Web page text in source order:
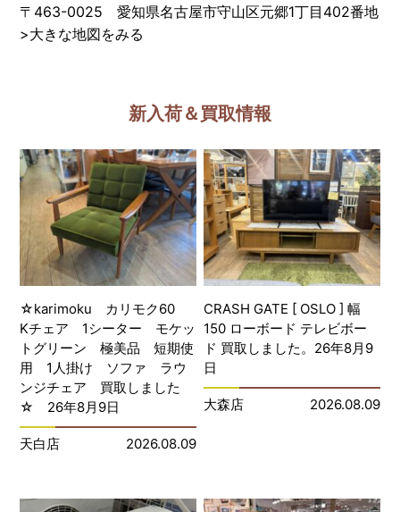
〒463-0025 愛知県名古屋市守山区元郷1丁目402番地
>大きな地図をみる
新入荷＆買取情報
☆karimoku カリモク60
Kチェア 1シーター モケッ
トグリーン 極美品 短期使
用 1人掛け ソファ ラウ
ンジチェア 買取しました
☆ 26年8月9日
天白店 2026.08.09
CRASH GATE [ OSLO ] 幅
150 ローボード テレビボー
ド 買取しました。26年8月9
日
大森店 2026.08.09